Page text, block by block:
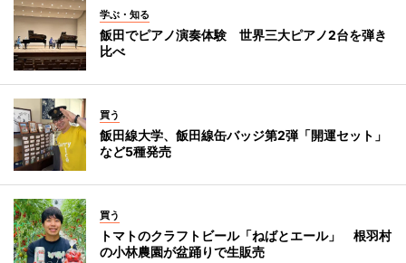
学ぶ・知る
飯田でピアノ演奏体験 世界三大ピアノ2台を弾き
比べ
買う
飯田線大学、飯田線缶バッジ第2弾「開運セット」
など5種発売
買う
トマトのクラフトビール「ねばとエール」 根羽村
の小林農園が盆踊りで生販売